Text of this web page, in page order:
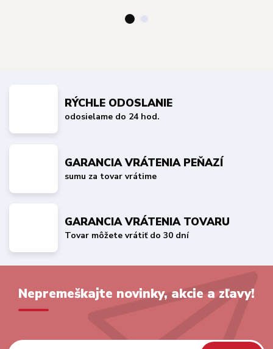
RÝCHLE ODOSLANIE
odosielame do 24 hod.
GARANCIA VRÁTENIA PEŇAZÍ
sumu za tovar vrátime
GARANCIA VRÁTENIA TOVARU
Tovar môžete vrátiť do 30 dní
Nepremeškajte novinky, akcie a zľavy!